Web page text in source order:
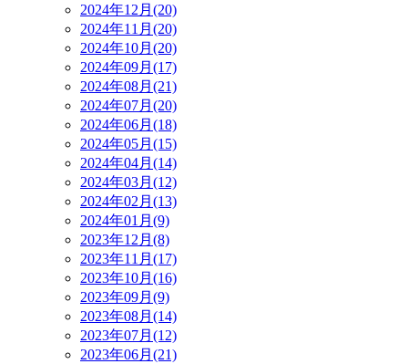
2024年12月(20)
2024年11月(20)
2024年10月(20)
2024年09月(17)
2024年08月(21)
2024年07月(20)
2024年06月(18)
2024年05月(15)
2024年04月(14)
2024年03月(12)
2024年02月(13)
2024年01月(9)
2023年12月(8)
2023年11月(17)
2023年10月(16)
2023年09月(9)
2023年08月(14)
2023年07月(12)
2023年06月(21)